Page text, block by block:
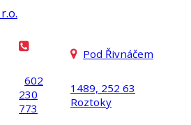
602
230
773
Pod Řivnáčem
1489, 252 63
Roztoky